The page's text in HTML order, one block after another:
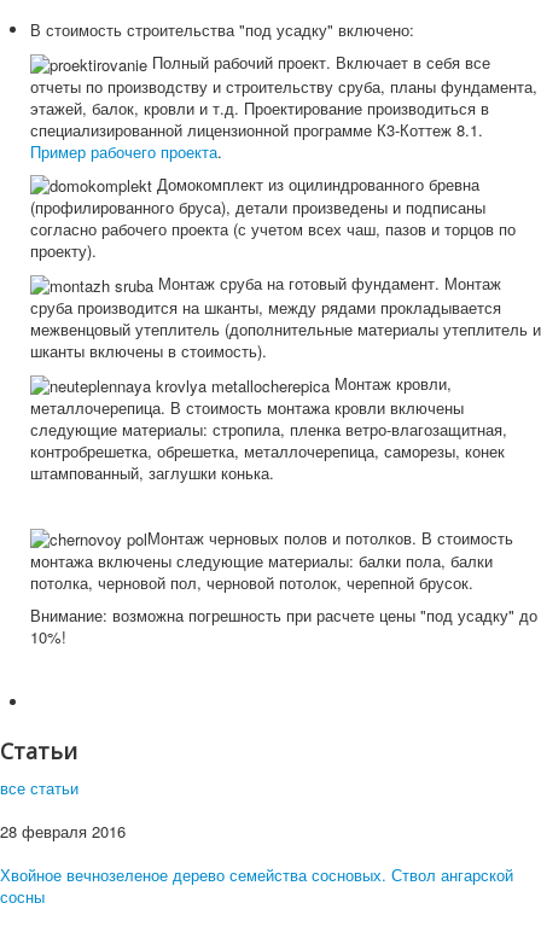
В стоимость строительства "под усадку" включено:
Полный рабочий проект. Включает в себя все
отчеты по производству и строительству сруба, планы фундамента,
этажей, балок, кровли и т.д. Проектирование производиться в
специализированной лицензионной программе К3-Коттеж 8.1.
Пример рабочего проекта.
Домокомплект из оцилиндрованного бревна
(профилированного бруса), детали произведены и подписаны
согласно рабочего проекта (с учетом всех чаш, пазов и торцов по
проекту).
Монтаж сруба на готовый фундамент. Монтаж
сруба производится на шканты, между рядами прокладывается
межвенцовый утеплитель (дополнительные материалы утеплитель и
шканты включены в стоимость).
Монтаж кровли,
металлочерепица. В стоимость монтажа кровли включены
следующие материалы: стропила, пленка ветро-влагозащитная,
контробрешетка, обрешетка, металлочерепица, саморезы, конек
штампованный, заглушки конька.
Монтаж черновых полов и потолков. В стоимость
монтажа включены следующие материалы: балки пола, балки
потолка, черновой пол, черновой потолок, черепной брусок.
Внимание: возможна погрешность при расчете цены "под усадку" до
10%!
Статьи
все статьи
28 февраля 2016
Хвойное вечнозеленое дерево семейства сосновых. Ствол ангарской
сосны